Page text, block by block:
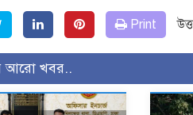
Print
আরো খবর..